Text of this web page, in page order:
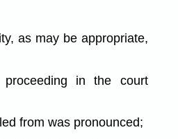
as may be appropriate,
in the court
from was pronounced;